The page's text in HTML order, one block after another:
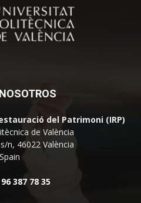
del Patrimoni (IRP)
de València
n, 46022 València
Spain
387 78 35